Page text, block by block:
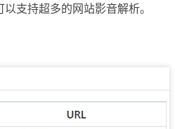
支持超多的网站影音解析。